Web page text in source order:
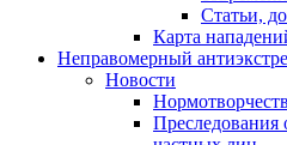
Статьи,
Карта
Неправомерный
Новости